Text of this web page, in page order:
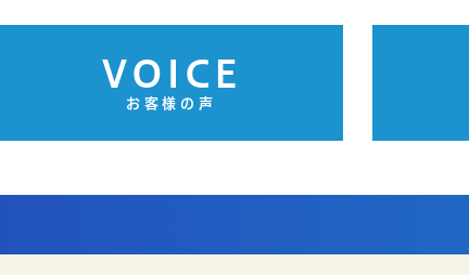
VOICE
お客様の声